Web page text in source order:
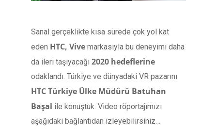
Sanal gerçeklikte kısa sürede çok yol kat
eden HTC, Vive markasıyla bu deneyimi daha
da ileri taşıyacağı 2020 hedeflerine
odaklandı. Türkiye ve dünyadaki VR pazarını
HTC Türkiye Ülke Müdürü Batuhan
Başal ile konuştuk. Video röportajımızı
aşağıdaki bağlantıdan izleyebilirsiniz…